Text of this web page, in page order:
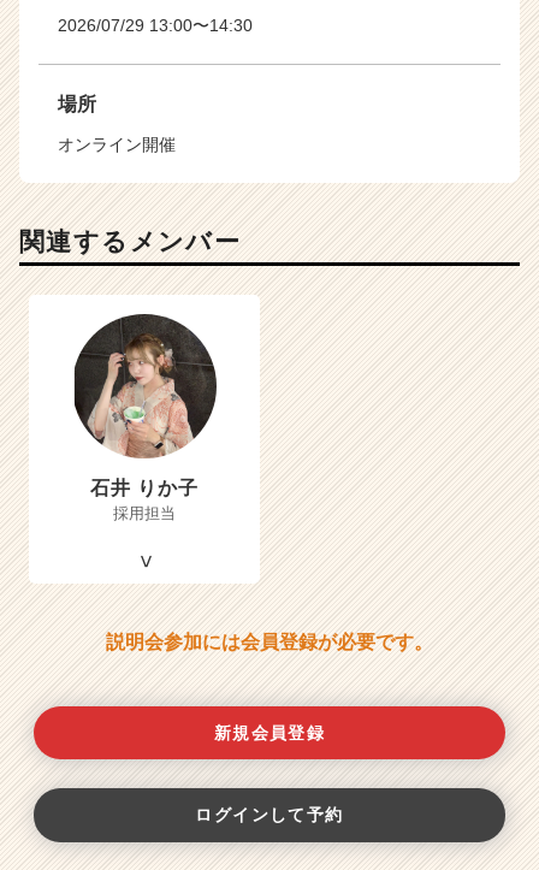
2026/07/29 13:00〜14:30
場所
オンライン開催
関連するメンバー
石井 りか子
採用担当
説明会参加には会員登録が必要です。
新規会員登録
ログインして予約